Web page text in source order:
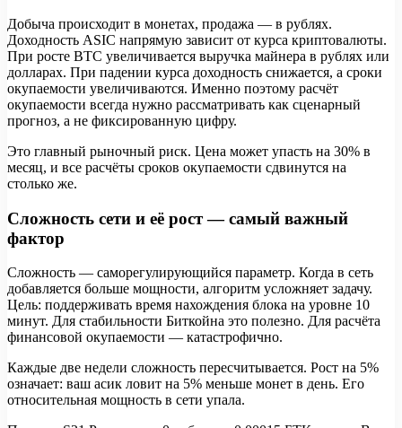
Добыча происходит в монетах, продажа — в рублях.
Доходность ASIC напрямую зависит от курса криптовалюты.
При росте BTC увеличивается выручка майнера в рублях или
долларах. При падении курса доходность снижается, а сроки
окупаемости увеличиваются. Именно поэтому расчёт
окупаемости всегда нужно рассматривать как сценарный
прогноз, а не фиксированную цифру.
Это главный рыночный риск. Цена может упасть на 30% в
месяц, и все расчёты сроков окупаемости сдвинутся на
столько же.
Сложность сети и её рост — самый важный
фактор
Сложность — саморегулирующийся параметр. Когда в сеть
добавляется больше мощности, алгоритм усложняет задачу.
Цель: поддерживать время нахождения блока на уровне 10
минут. Для стабильности Биткойна это полезно. Для расчёта
финансовой окупаемости — катастрофично.
Каждые две недели сложность пересчитывается. Рост на 5%
означает: ваш асик ловит на 5% меньше монет в день. Его
относительная мощность в сети упала.